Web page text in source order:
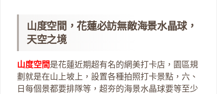
山度空間，花蓮必訪無敵海景水晶球，
天空之境
山度空間是花蓮近期超有名的網美打卡店，園區規
劃就是在山上坡上，設置各種拍照打卡景點，六、
日每個景都要排隊等，超夯的海景水晶球要等至少